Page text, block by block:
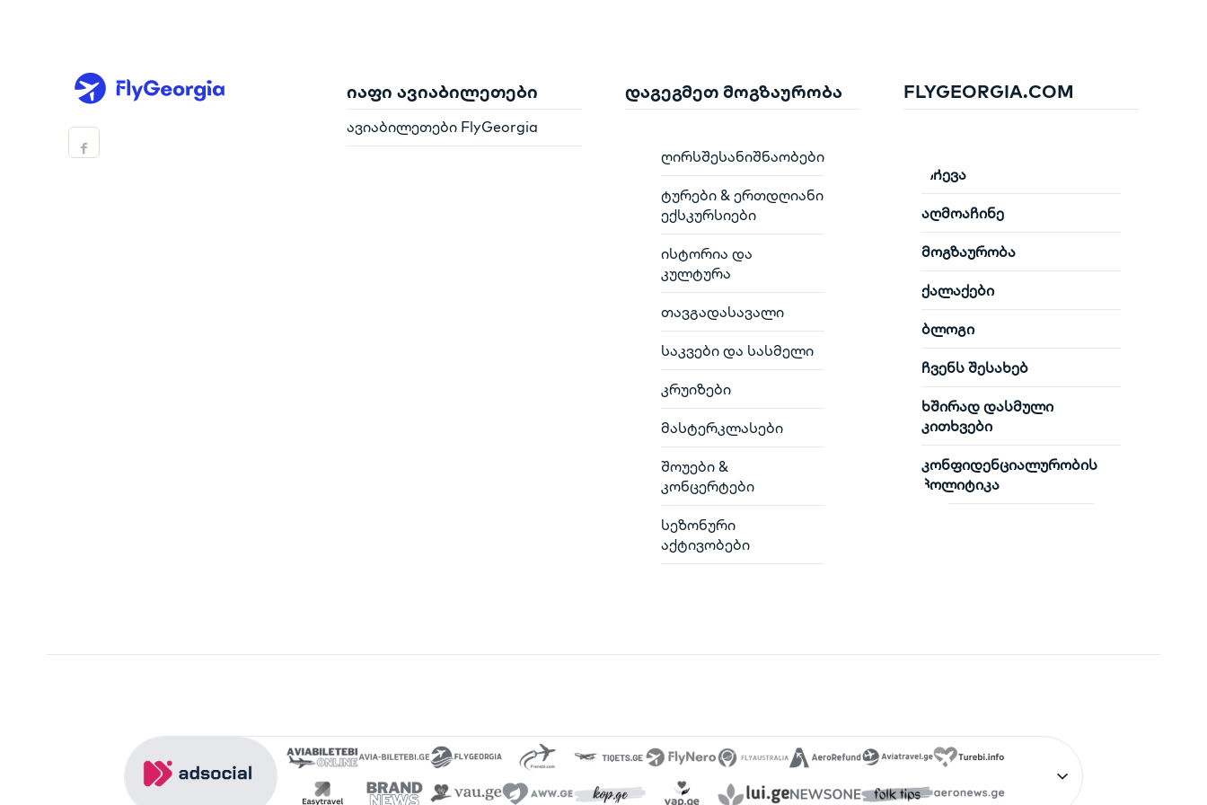
იაფი ავიაბილეთები
ავიაბილეთები FlyGeorgia
დაგეგმეთ მოგზაურობა
ღირსშესანიშნაობები
ტურები & ერთდღიანი
ექსკურსიები
ისტორია და
კულტურა
თავგადასავალი
საკვები და სასმელი
კრუიზები
მასტერკლასები
შოუები &
კონცერტები
სეზონური
აქტივობები
FLYGEORGIA.COM
რჩევა
აღმოაჩინე
მოგზაურობა
ქალაქები
ბლოგი
ჩვენს შესახებ
ხშირად დასმული
კითხვები
კონფიდენციალურობის
პოლიტიკა